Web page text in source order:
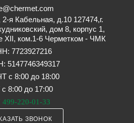
2-я Кабельная, д.10 127474,г.
дом 8, корпус 1,
XII, ком.1-6 Черметком - ЧМК
7723927216
5147746349317
с 8:00 до 18:00
8:00 до 17:00
499-220-01-33
ЗВОНОК